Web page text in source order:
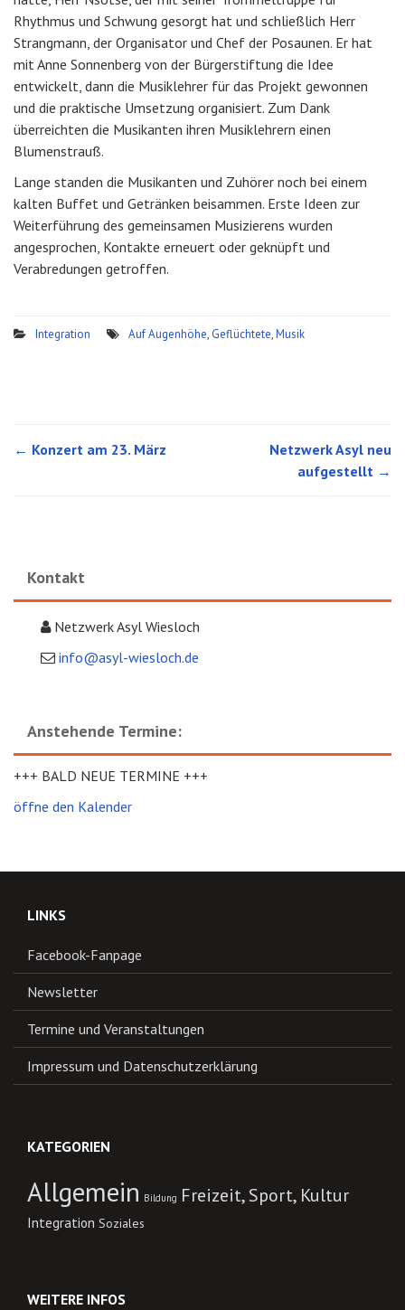
Rhythmus und Schwung gesorgt hat und schließlich Herr
Strangmann, der Organisator und Chef der Posaunen. Er hat
mit Anne Sonnenberg von der Bürgerstiftung die Idee
entwickelt, dann die Musiklehrer für das Projekt gewonnen
und die praktische Umsetzung organisiert. Zum Dank
überreichten die Musikanten ihren Musiklehrern einen
Blumenstrauß.
Lange standen die Musikanten und Zuhörer noch bei einem
kalten Buffet und Getränken beisammen. Erste Ideen zur
Weiterführung des gemeinsamen Musizierens wurden
angesprochen, Kontakte erneuert oder geknüpft und
Verabredungen getroffen.
Integration Auf Augenhöhe, Geflüchtete,Musik
← Konzert am 23. März
Netzwerk Asyl neu
aufgestellt →
Kontakt
Netzwerk Asyl Wiesloch
info@asyl-wiesloch.de
Anstehende Termine:
+++ BALD NEUE TERMINE +++
öffne den Kalender
LINKS
Facebook-Fanpage
Newsletter
Termine und Veranstaltungen
Impressum und Datenschutzerklärung
KATEGORIEN
Allgemein Bildung Freizeit, Sport, Kultur
Integration Soziales
WEITERE INFOS